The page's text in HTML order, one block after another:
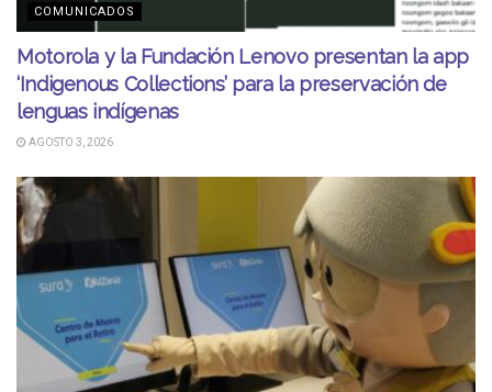
COMUNICADOS
Motorola y la Fundación Lenovo presentan la app
‘Indigenous Collections’ para la preservación de
lenguas indígenas
AGOSTO 3, 2026